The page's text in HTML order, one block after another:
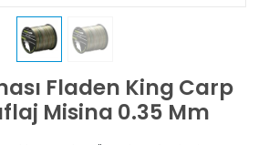
Fladen King Carp
Misina 0.35 Mm